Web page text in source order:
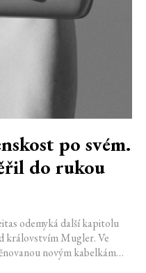
po svém.
do rukou
odemyká další kapitolu
královstvím Mugler. Ve
novým kabelkám